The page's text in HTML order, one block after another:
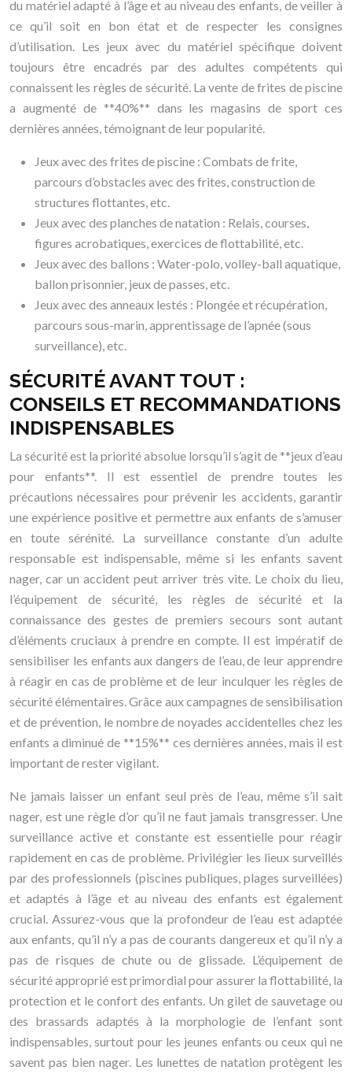
du matériel adapté à l’âge et au niveau des enfants, de veiller à
ce qu’il soit en bon état et de respecter les consignes
d’utilisation. Les jeux avec du matériel spécifique doivent
toujours être encadrés par des adultes compétents qui
connaissent les règles de sécurité. La vente de frites de piscine
a augmenté de **40%** dans les magasins de sport ces
dernières années, témoignant de leur popularité.
Jeux avec des frites de piscine : Combats de frite,
parcours d’obstacles avec des frites, construction de
structures flottantes, etc.
Jeux avec des planches de natation : Relais, courses,
figures acrobatiques, exercices de flottabilité, etc.
Jeux avec des ballons : Water-polo, volley-ball aquatique,
ballon prisonnier, jeux de passes, etc.
Jeux avec des anneaux lestés : Plongée et récupération,
parcours sous-marin, apprentissage de l’apnée (sous
surveillance), etc.
SÉCURITÉ AVANT TOUT :
CONSEILS ET RECOMMANDATIONS
INDISPENSABLES
La sécurité est la priorité absolue lorsqu’il s’agit de **jeux d’eau
pour enfants**. Il est essentiel de prendre toutes les
précautions nécessaires pour prévenir les accidents, garantir
une expérience positive et permettre aux enfants de s’amuser
en toute sérénité. La surveillance constante d’un adulte
responsable est indispensable, même si les enfants savent
nager, car un accident peut arriver très vite. Le choix du lieu,
l’équipement de sécurité, les règles de sécurité et la
connaissance des gestes de premiers secours sont autant
d’éléments cruciaux à prendre en compte. Il est impératif de
sensibiliser les enfants aux dangers de l’eau, de leur apprendre
à réagir en cas de problème et de leur inculquer les règles de
sécurité élémentaires. Grâce aux campagnes de sensibilisation
et de prévention, le nombre de noyades accidentelles chez les
enfants a diminué de **15%** ces dernières années, mais il est
important de rester vigilant.
Ne jamais laisser un enfant seul près de l’eau, même s’il sait
nager, est une règle d’or qu’il ne faut jamais transgresser. Une
surveillance active et constante est essentielle pour réagir
rapidement en cas de problème. Privilégier les lieux surveillés
par des professionnels (piscines publiques, plages surveillées)
et adaptés à l’âge et au niveau des enfants est également
crucial. Assurez-vous que la profondeur de l’eau est adaptée
aux enfants, qu’il n’y a pas de courants dangereux et qu’il n’y a
pas de risques de chute ou de glissade. L’équipement de
sécurité approprié est primordial pour assurer la flottabilité, la
protection et le confort des enfants. Un gilet de sauvetage ou
des brassards adaptés à la morphologie de l’enfant sont
indispensables, surtout pour les jeunes enfants ou ceux qui ne
savent pas bien nager. Les lunettes de natation protègent les